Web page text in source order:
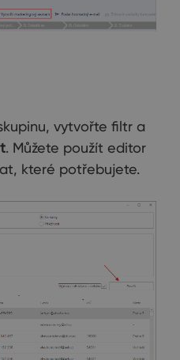
vytvořte filtr a
. Můžete použít editor
které potřebujete.